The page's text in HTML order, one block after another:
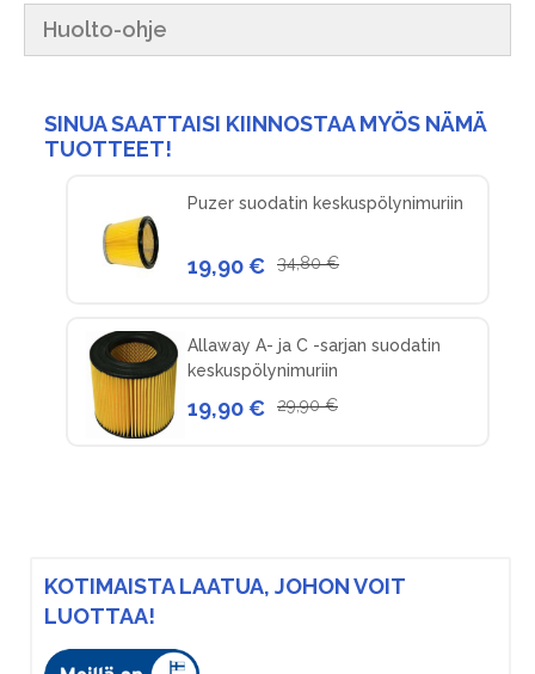
Huolto-ohje
KOTIMAISTA LAATUA, JOHON VOIT
LUOTTAA!
SINUA SAATTAISI KIINNOSTAA MYÖS NÄMÄ
TUOTTEET!
Puzer suodatin keskuspölynimuriin
19,90 € 34,80 €
Allaway A- ja C -sarjan suodatin
keskuspölynimuriin
19,90 € 29,90 €